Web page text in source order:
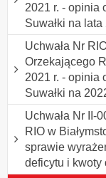
2021 r. - opinia
Suwałki na
Uchwała Nr
Orzekającego
2021 r. - opinia
Suwałki na
Uchwała Nr II-
RIO w
sprawie
deficytu i kwoty